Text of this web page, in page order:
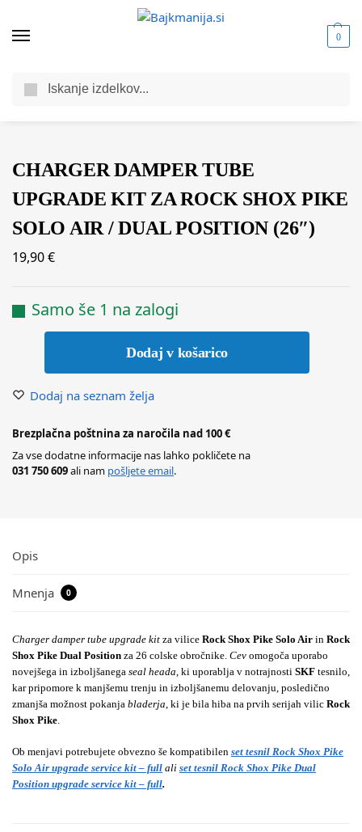
0
/ Trgovina / Komponente za kolesa
CHARGER DAMPER TUBE
UPGRADE KIT ZA ROCK SHOX PIKE
SOLO AIR / DUAL POSITION (26″)
19,90€
Samo še 1 na zalogi
Dodaj v košarico
Dodaj na seznam želja
Brezplačna poštnina za naročila nad 100 €
Za vse dodatne informacije nas lahko pokličete na
031 750 609ali nam pošljete email.
Opis
Mnenja 0
Charger damper tube upgrade kit za vilice Rock Shox Pike Solo Air in Rock
Shox Pike Dual Position za 26 colske obročnike. Cev omogoča uporabo
novejšega in izboljšanega seal heada , ki uporablja v notrajnosti SKF tesnilo,
kar pripomore k manjšemu trenju in izboljšanemu delovanju, posledično
zmanjša možnost pokanja bladerja , ki je bila hiba na prvih serijah vilic Rock
Shox Pike
Ob menjavi potrebujete obvezno še kompatibilen set tesnil Rock Shox Pike
Solo Air upgrade service kit – full ali set tesnil Rock Shox Pike Dual
Position upgrade service kit – full.